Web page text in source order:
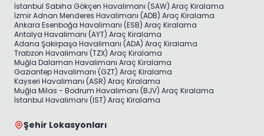
İstanbul Sabiha Gökçen Havalimanı (SAW) Araç Kiralama
İzmir Adnan Menderes Havalimanı (ADB) Araç Kiralama
Ankara Esenboğa Havalimanı (ESB) Araç Kiralama
Antalya Havalimanı (AYT) Araç Kiralama
Adana Şakirpaşa Havalimanı (ADA) Araç Kiralama
Trabzon Havalimanı (TZX) Araç Kiralama
Muğla Dalaman Havalimanı Araç Kiralama
Gaziantep Havalimanı (GZT) Araç Kiralama
Kayseri Havalimanı (ASR) Araç Kiralama
Muğla Milas - Bodrum Havalimanı (BJV) Araç Kiralama
İstanbul Havalimanı (IST) Araç Kiralama
Şehir Lokasyonları